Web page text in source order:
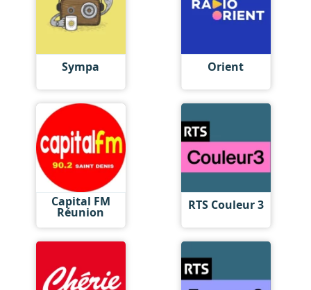
Sympa Orient
Capital FM
Réunion RTS Couleur 3